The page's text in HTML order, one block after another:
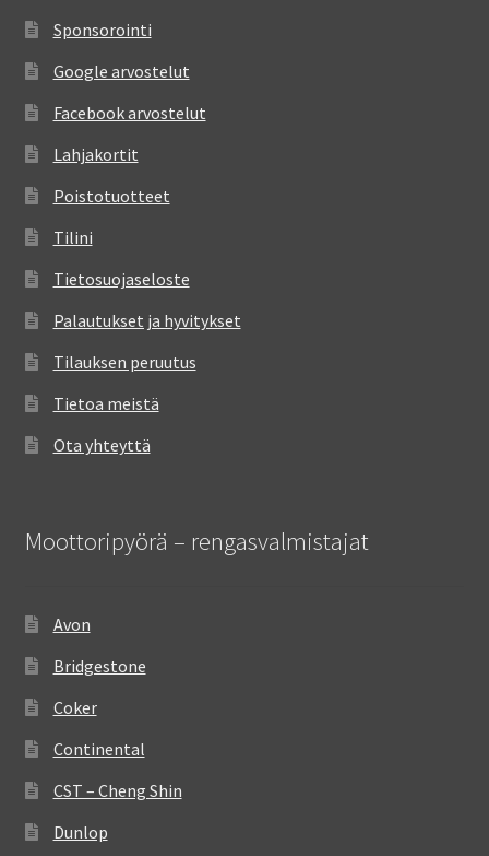
Sponsorointi
Google arvostelut
Facebook arvostelut
Lahjakortit
Poistotuotteet
Tilini
Tietosuojaseloste
Palautukset ja hyvitykset
Tilauksen peruutus
Tietoa meistä
Ota yhteyttä
Moottoripyörä – rengasvalmistajat
Avon
Bridgestone
Coker
Continental
CST – Cheng Shin
Dunlop